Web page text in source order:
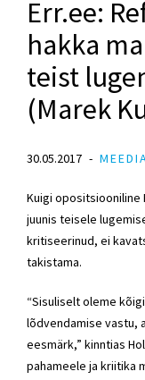
Err.ee:
hakka
teist
(Marek
30.05.2017
Kuigi opositsiooniline
juunis teisele
kritiseerinud, ei
takistama.
“Sisuliselt oleme
lõdvendamise vastu,
eesmärk,” kinntias
pahameele ja kriitika